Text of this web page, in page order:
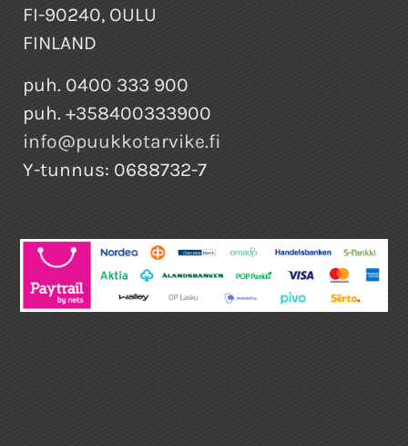
FI-90240, OULU
FINLAND
puh. 0400 333 900
puh. +358400333900
info@puukkotarvike.fi
Y-tunnus: 0688732-7